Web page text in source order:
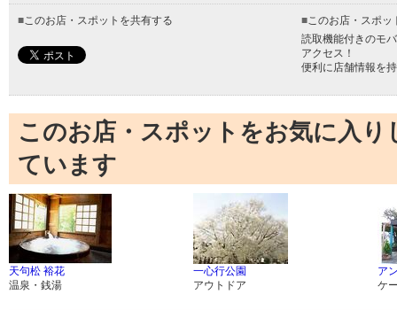
■このお店・スポットを共有する ■このお店・スポッ
読取機能付きのモ
アクセス！
便利に店舗情報を
このお店・スポットをお気に入
ています
天句松 裕花
温泉・銭湯
一心行公園
アウトドア
ア
ケ